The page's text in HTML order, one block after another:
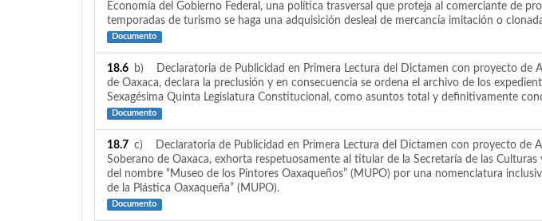
Economía del Gobierno Federal, una política trasversal que proteja al comerciante de
temporadas de turismo se haga una adquisición desleal de mercancía imitación o
Documento
18.6
b) Declaratoria de Publicidad en Primera Lectura del Dictamen con proyecto de
de Oaxaca, declara la preclusión y en consecuencia se ordena el archivo de los
Sexagésima Quinta Legislatura Constitucional, como asuntos total y definitivamente
Documento
18.7 c) Declaratoria de Publicidad en Primera Lectura del Dictamen con proyecto de
Soberano de Oaxaca, exhorta respetuosamente al titular de la Secretaría de las
del nombre “Museo de los Pintores Oaxaqueños” (MUPO) por una nomenclatura
de la Plástica Oaxaqueña” (MUPO).
Documento